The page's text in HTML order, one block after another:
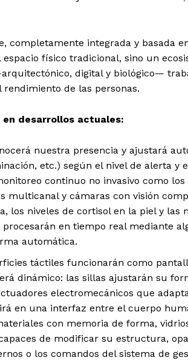
completamente integrada y basada
físico tradicional, sino un
digital y biológico—
de las personas.
en desarrollos actuales:
nuestra presencia y ajustará
etc.) según el nivel de alerta y
continuo no invasivo como los
multicanal y cámaras con visión
los niveles de cortisol en la piel y las
en tiempo real mediante
automática.
táctiles funcionarán como
dinámico: las sillas ajustarán su
electromecánicos que
en una interfaz entre el cuerpo
con memoria de forma,
de modificar su estructura,
o los comandos del sistema de